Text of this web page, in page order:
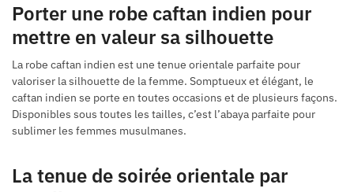
Porter une robe caftan indien pour
mettre en valeur sa silhouette
La robe caftan indien est une tenue orientale parfaite pour
valoriser la silhouette de la femme. Somptueux et élégant, le
caftan indien se porte en toutes occasions et de plusieurs façons.
Disponibles sous toutes les tailles, c’est l’abaya parfaite pour
sublimer les femmes musulmanes.
La tenue de soirée orientale par